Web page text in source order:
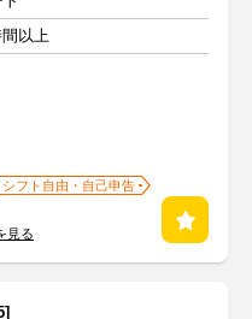
以上
シフト自由・自己申告
見る